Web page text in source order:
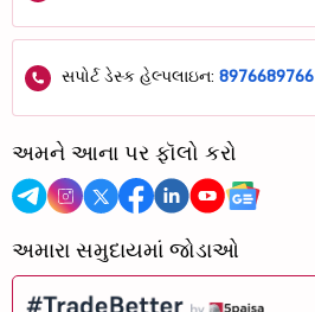
સપોર્ટ ડેસ્ક હેલ્પલાઇન: 8976689766
અમને આના પર ફૉલો કરો
અમારા સમુદાયમાં જોડાઓ